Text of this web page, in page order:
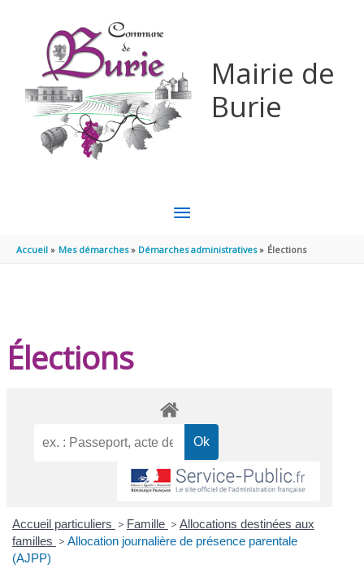
Mairie de
Burie
MENU
PRINCIPAL
Accueil Mes démarches Démarches administratives Élections
Élections
Accueil particuliers > Famille > Allocations destinées aux
familles > Allocation journalière de présence parentale
(AJPP)